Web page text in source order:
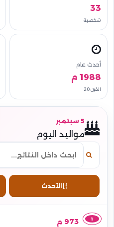
33
شخصية
أحدث عام
1988 م
القرن 20
5 سبتمبر
مواليد اليوم
الأحدث
1 973 م